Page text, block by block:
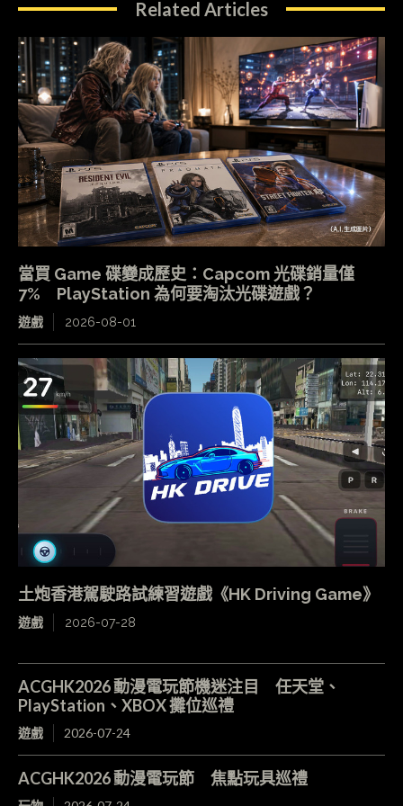
Related Articles
當買 Game 碟變成歷史：Capcom 光碟銷量僅
7% PlayStation 為何要淘汰光碟遊戲？
遊戲 2026-08-01
土炮香港駕駛路試練習遊戲《HK Driving Game》
遊戲 2026-07-28
ACGHK2026 動漫電玩節機迷注目 任天堂、
PlayStation、XBOX 攤位巡禮
遊戲 2026-07-24
ACGHK2026 動漫電玩節 焦點玩具巡禮